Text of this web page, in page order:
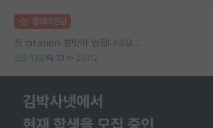
명예의전당
첫 citation 뽕맛이 엄청나네요...
136 10 23112